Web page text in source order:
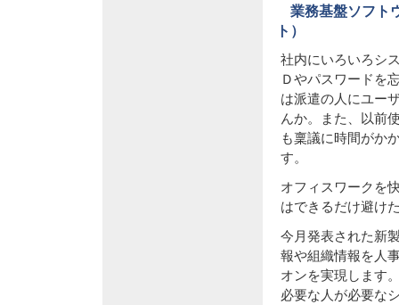
業務基盤ソフト
ト）
社内にいろいろシ
Ｄやパスワードを
は派遣の人にユー
んか。また、以前
も稟議に時間がか
す。
オフィスワークを
はできるだけ避け
今月発表された新
報や組織情報を人
オンを実現します
必要な人が必要な